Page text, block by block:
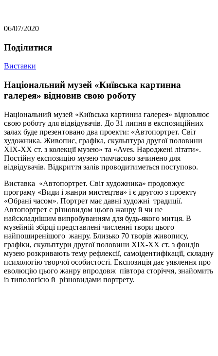
06/07/2020
Подiлитися
Виставки
Національний музей «Київська картинна
галерея» відновив свою роботу
Національний музей «Київська картинна галерея» відновлює
свою роботу для відвідувачів. До 31 липня в експозиційних
залах буде презентовано два проекти: «Автопортрет. Світ
художника. Живопис, графіка, скульптура другої половини
ХІХ-ХХ ст. з колекції музею» та «Aves. Народжені літати».
Постійну експозицію музею тимчасово зачинено для
відвідувачів. Відкриття залів проводитиметься поступово.
Виставка «Автопортрет. Світ художника» продовжує
програму «Види і жанри мистецтва» і є другою з проекту
«Обрані часом». Портрет має давні художні традиції.
Автопортрет є різновидом цього жанру й чи не
найскладнішим випробуванням для будь-якого митця. В
музейній збірці представлені численні твори цього
найпоширенішого жанру. Близько 70 творів живопису,
графіки, скульптури другої половини XIX-XX ст. з фондів
музею розкривають тему рефлексії, самоідентифікації, складну
психологію творчої особистості. Експозиція дає уявлення про
еволюцію цього жанру впродовж півтора сторіччя, знайомить
із типологією й різновидами портрету.